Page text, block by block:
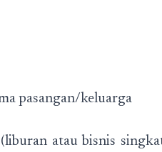
pasangan/keluarga
atau bisnis